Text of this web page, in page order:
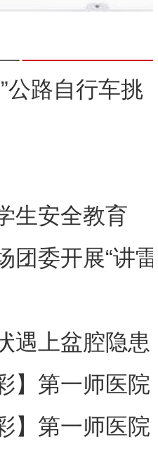
公路自行车挑
13日开赛
生安全教育
育进校园 平安
团委开展“讲雷
先锋”活动
遇上盆腔隐患
格斯综合征“
】第一师医院
乍暖还寒的春
】第一师医院